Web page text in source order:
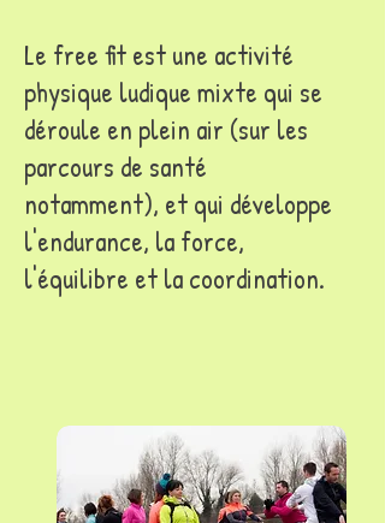
Le free fit est une activité
physique ludique mixte qui se
déroule en plein air (sur les
parcours de santé
notamment), et qui développe
l'endurance, la force,
l'équilibre et la coordination.